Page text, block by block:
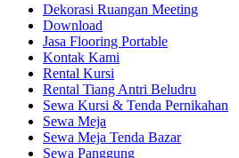
Dekorasi Ruangan Meeting
Download
Jasa Flooring Portable
Kontak Kami
Rental Kursi
Rental Tiang Antri Beludru
Sewa Kursi & Tenda Pernikahan
Sewa Meja
Sewa Meja Tenda Bazar
Sewa Panggung